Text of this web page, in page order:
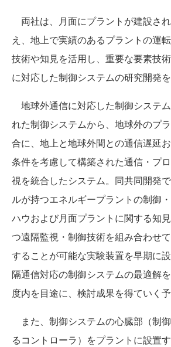
両社は、月面にプラントが建設さ
え、地上で実績のあるプラントの運
技術や知見を活用し、重要な要素技
に対応した制御システムの研究開発を
地球外通信に対応した制御システ
れた制御システムから、地球外のプ
合に、地上と地球外間との通信遅延
条件を考慮して構築された通信・プ
視を統合したシステム。同共同開発
ルが持つエネルギープラントの制御
ハウおよび月面プラントに関する知
つ遠隔監視・制御技術を組み合わせ
することが可能な実験装置を早期に
隔通信対応の制御システムの最適解
度内を目途に、検討成果を得ていく予
また、制御システムの心臓部（制
るコントローラ）をプラントに設置